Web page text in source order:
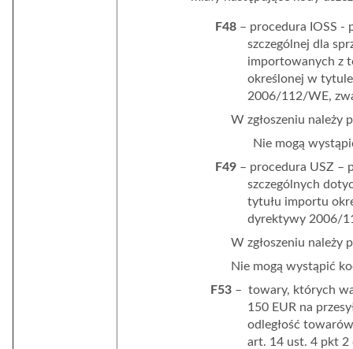
F48– procedura IOSS -
szczególnej dla
importowanych z
określonej w
2006/112/WE,
W zgłoszeniu należy
Nie mogą
F49– procedura USZ –
szczególnych
tytułu importu
dyrektywy 2006/
W zgłoszeniu należy
Nie mogą wystąpić
F53 – towary, których
150 EUR na
odległość
art. 14 ust. 4 pkt